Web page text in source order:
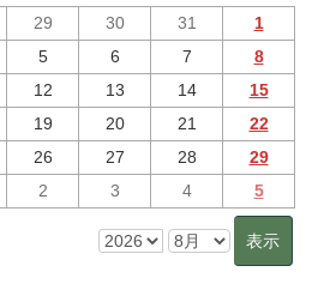
29 30 31
1
5 6 7
8
12 13 14
15
19 20 21
22
26 27 28
29
2 3 4 5